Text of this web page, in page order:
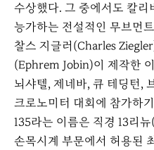
수상했다. 그 중에서도 칼리
능가하는 전설적인 무브먼
찰스 지글러(Charles
(Ephrem Jobin)이 제작한
뇌샤텔, 제네바, 큐 테딩턴,
크로노미터 대회에 참가하
135라는 이름은 직경 13리
손목시계 부문에서 허용된